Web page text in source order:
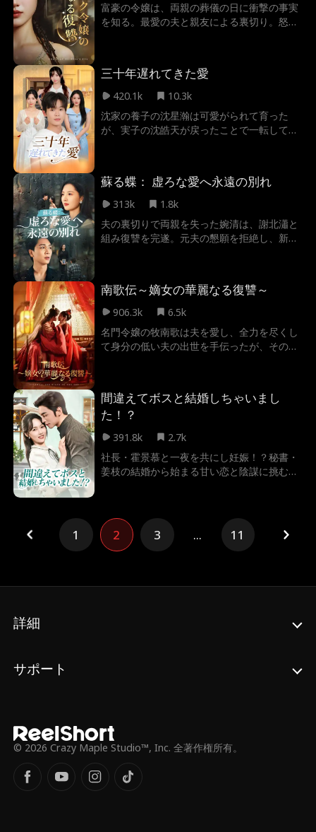
富豪の令嬢は、両親の葬儀の日に衝撃の事実
を知る。最愛の夫と親友による裏切り。怒り
た。そして3年後、美貌と新たな身元を手に
入れ、彼女は裏切り者たちに復讐すべく、華
三十年遅れてきた愛
420.1k
10.3k
沈家の養子の沈星瀚は可愛がられて育った
が、実子の沈皓天が戻ったことで一転して奈
姉が担当する「タイムカプセル」計画の被験
者募集に応募する。彼は恩返しのため、そし
て養子縁組の日に戻り再選択するため、二番
した3日間、沈皓天の執拗な罠に遭い、家族
に傷つけられ、飼いウサギまで殺され、18歳
家のみんなは星瀚が実子であることに気づ
き、悔しさのあまり、30年間实验室の前で待
ち続けた。30年後、ようやく星瀚を迎えられ
ると思ったら、彼は養子縁組の当日に戻り
「同行を拒む」と選択をした。星瀚のいない
沈家は崩壊したが、彼は実業家となり、孤児
蘇る蝶： 虚ろな愛へ永遠の別れ
313k
1.8k
夫の裏切りで両親を失った婉清は、謝北瀟と
組み復讐を完遂。元夫の懇願を拒絶し、新た
南歌伝～嫡女の華麗なる復讐～
906.3k
6.5k
名門令嬢の牧南歌は夫を愛し、全力を尽くし
て身分の低い夫の出世を手伝ったが、その夫
る。 それから南歌は楚洛白と手を組み、婚約
者と親友に対する復讐計画を遂行し始める。
間違えてボスと結婚しちゃいまし
た！？
391.8k
2.7k
社長・霍景慕と一夜を共にし妊娠！？秘書・
姜枝の結婚から始まる甘い恋と陰謀に挑む逆
1 2 3 ... 11
詳細
サポート
© 2026 Crazy Maple Studio™, Inc. 全著作権所有。